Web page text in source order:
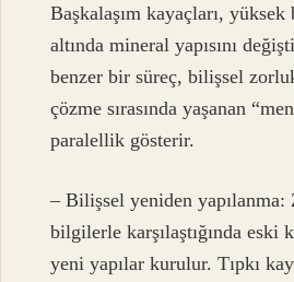
Başkalaşım kayaçları, yüksek
altında mineral yapısını
benzer bir süreç, bilişsel
çözme sırasında yaşanan
paralellik gösterir.
– Bilişsel yeniden
bilgilerle karşılaştığında eski
yeni yapılar kurulur. Tıpkı